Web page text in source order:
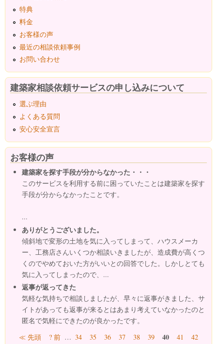
特典
料金
お客様の声
最近の相談依頼事例
お問い合わせ
建築家相談依頼サービスの申し込みについて
選ぶ理由
よくある質問
安心安全宣言
お客様の声
建築家を探す手段が分からなかった・・・
このサービスを利用する前に困っていたことは建築家を探す
手段が分からなかったことです。
...
ありがとうございました。
傾斜地で変形の土地を気に入ってしまって、ハウスメーカ
ー、工務店さんいくつか相談いきましたが、造成費が高くつ
くのでやめておいた方がいいとの回答でした。しかしとても
気に入ってしまったので、...
返事が返ってきた
気軽な気持ちで相談しましたが、早々に返事がきました、サ
イトがあっても返事が来るとはあまり考えていなかったのと
匿名で気軽にできたのが良かったです。
ページ
≪ 先頭 ? 前 … 34 35 36 37 38 39 40 41
42